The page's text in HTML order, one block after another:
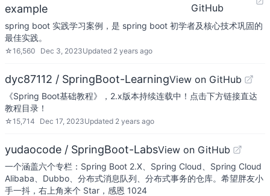
example
GitHub
spring boot 实践学习案例，是 spring boot 初学者及核心技术巩固的
最佳实践。
☆16,560 Dec 3, 2023Updated 2 years ago
dyc87112 / SpringBoot-LearningView on GitHub
《Spring Boot基础教程》，2.x版本持续连载中！点击下方链接直达
教程目录！
☆15,714 Dec 17, 2023Updated 2 years ago
yudaocode / SpringBoot-LabsView on GitHub
一个涵盖六个专栏：Spring Boot 2.X、Spring Cloud、Spring Cloud
Alibaba、Dubbo、分布式消息队列、分布式事务的仓库。希望胖友小
手一抖，右上角来个 Star，感恩 1024